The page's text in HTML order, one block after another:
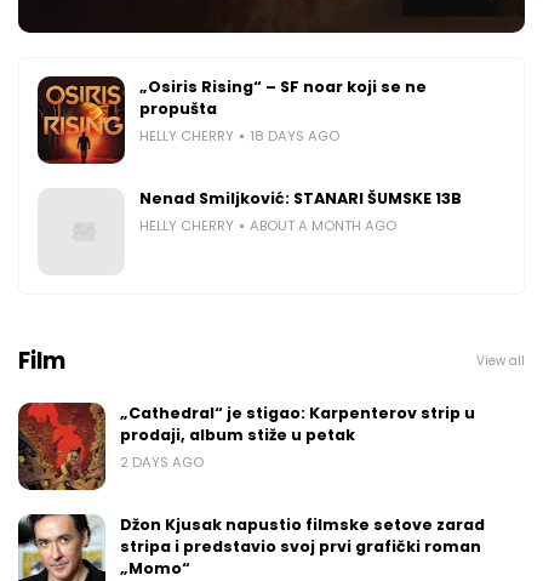
„Osiris Rising“ – SF noar koji se ne
propušta
HELLY CHERRY 18 DAYS AGO
Nenad Smiljković: STANARI ŠUMSKE 13B
HELLY CHERRY ABOUT A MONTH AGO
Film View all
„Cathedral“ je stigao: Karpenterov strip u
prodaji, album stiže u petak
2 DAYS AGO
Džon Kjusak napustio filmske setove zarad
stripa i predstavio svoj prvi grafički roman
„Momo“